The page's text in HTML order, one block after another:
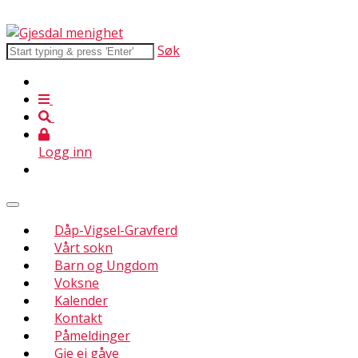
Søk
Logg inn
Dåp-Vigsel-Gravferd
Vårt sokn
Barn og Ungdom
Voksne
Kalender
Kontakt
Påmeldinger
Gje ei gåve